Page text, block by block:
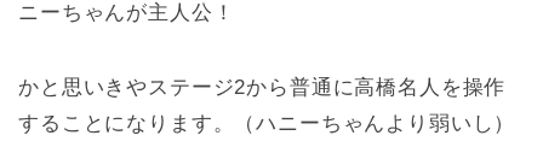
ニーちゃんが主人公！
かと思いきやステージ2から普通に高橋名人を操作
することになります。（ハニーちゃんより弱いし）